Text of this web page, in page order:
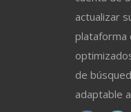
actualizar
plataforma
de
adaptable